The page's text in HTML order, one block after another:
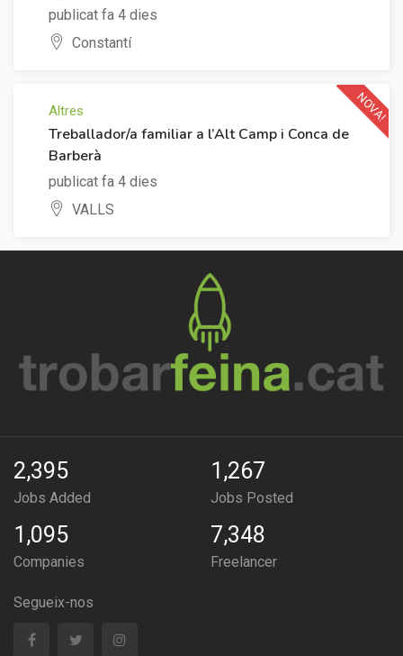
publicat fa 4 dies
Constantí
Altres
Treballador/a familiar a l’Alt Camp i Conca de
Barberà
publicat fa 4 dies
VALLS
NOVA!
2,395
Jobs Added
1,267
Jobs Posted
1,095
Companies
7,348
Freelancer
Segueix-nos